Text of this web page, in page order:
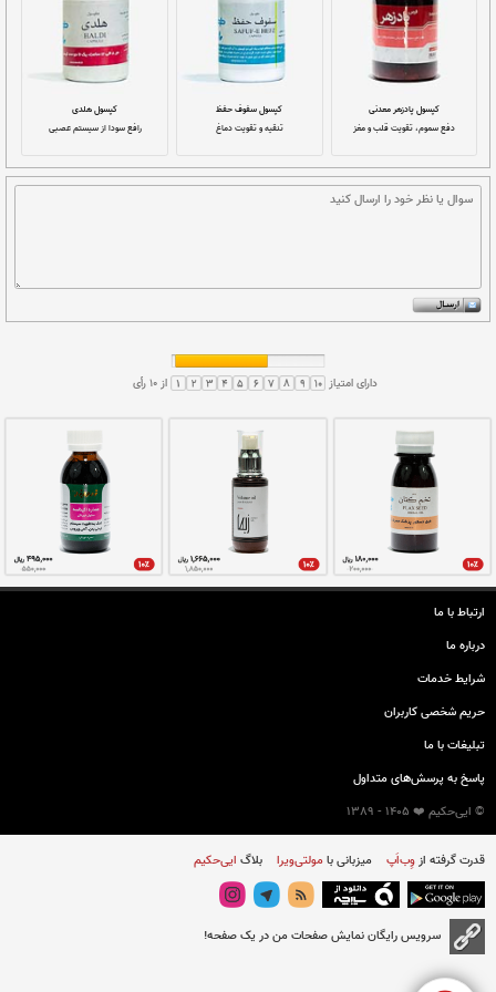
خمیره گاوزبان عنبری جدوار
تونیک بسیار قوی قلب و مغز
قرص اطریفل اسطوخودوسی
درد و سردردهای میگرنی
کپسول اسطوخودوس علوی
صرع دماغی، تشنج و رطوبات لزج
تنقیه و تقویت دماغ
ارتباط با ما
درباره ما
شرایط خدمات
حريم شخصی كاربران
تبليغات با ما
پاسخ به پرسش‌های متداول
© ایی‌حکیم ❤️ 1405 - 1389
قدرت گرفته ازوِب‌اَپ میزبانی بامولتی‌ویرا بلاگ ایی‌حکیم
سرویس رایگان نمایش صفحات من در یک صفحه!